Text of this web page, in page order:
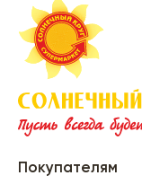
Покупателям